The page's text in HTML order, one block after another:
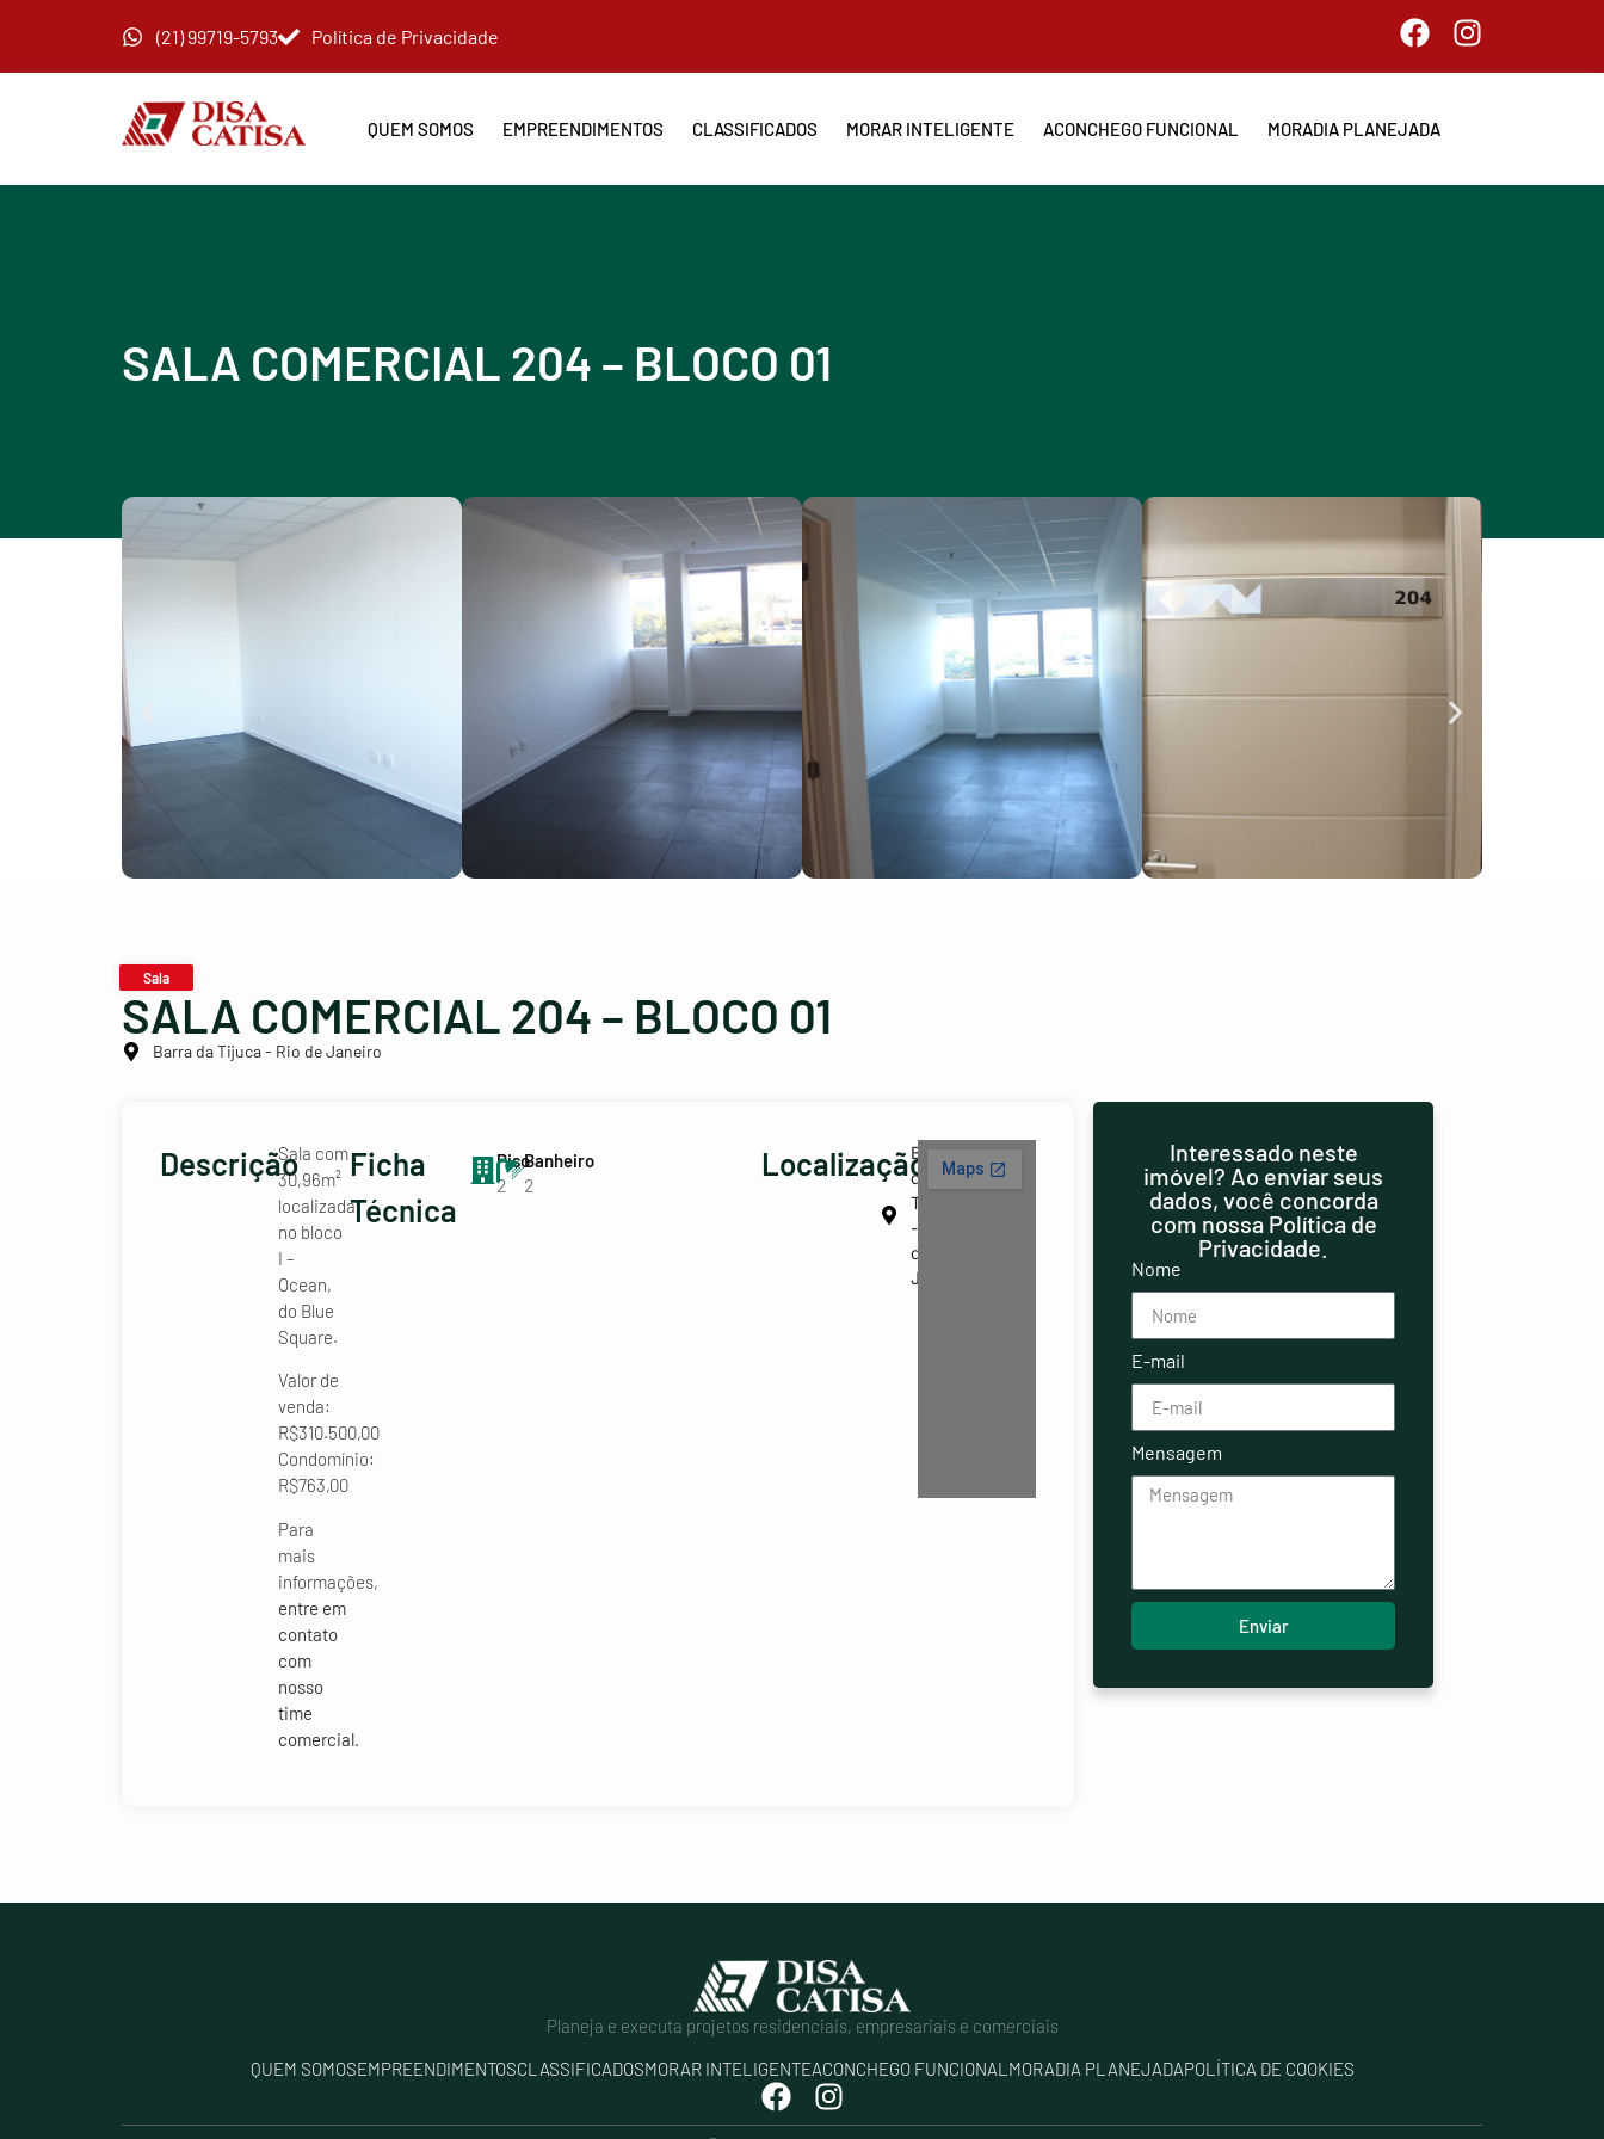
(21) 99719-5793 Política de Privacidade
QUEM SOMOS EMPREENDIMENTOS CLASSIFICADOS MORAR INTELIGENTE ACONCHEGO FUNCIONAL MORADIA PLANEJADA
SALA COMERCIAL 204 – BLOCO 01
Sala
SALA COMERCIAL 204 – BLOCO 01
Barra da Tijuca - Rio de Janeiro
DescriçãoSala com
30,96m²
localizada
no bloco
I –
Ocean,
do Blue
Square.
Valor de
venda:
R$310.500,00
Condomínio:
R$763,00
Para
mais
informações,
entre em
contato
com
nosso
time
comercial.
Ficha
Técnica
Piso
2
Banheiro
2
LocalizaçãoBarra
da
Tijuca
- Rio
de
Janeiro
Interessado neste
imóvel? Ao enviar seus
dados, você concorda
com nossa Política de
Privacidade.
Nome
E-mail
Mensagem
Enviar
Planeja e executa projetos residenciais, empresariais e comerciais
QUEM SOMOSEMPREENDIMENTOSCLASSIFICADOSMORAR INTELIGENTEACONCHEGO FUNCIONAL MORADIA PLANEJADAPOLÍTICA DE COOKIES